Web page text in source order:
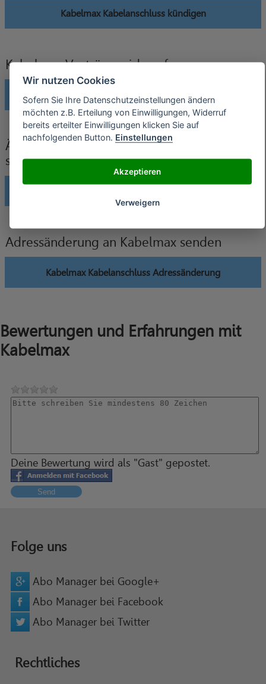
Kabelmax Kabelanschluss kündigen
Kabelmax Verträge widerrufen
Kabelmax Kabelanschluss widerrufen
Änderung der Bankverbindung an Kabelmax
senden
Adressänderung an Kabelmax senden
Kabelmax Kabelanschluss Adressänderung
Bewertungen und Erfahrungen mit
Kabelmax
Deine Bewertung wird als "Gast" gepostet.
Send
Folge uns
Abo Manager bei Google+
Abo Manager bei Facebook
Abo Manager bei Twitter
Rechtliches
Wir nutzen Cookies
Sofern Sie Ihre Datenschutzeinstellungen ändern
möchten z.B. Erteilung von Einwilligungen, Widerruf
bereits erteilter Einwilligungen klicken Sie auf
nachfolgenden Button. Einstellungen
Akzeptieren
Verweigern